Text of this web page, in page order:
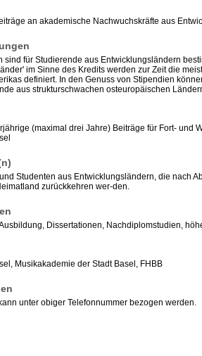
an akademische Nachwuchskräfte aus
sind für Studierende aus Entwicklungsländern
im Sinne des Kredits werden zur Zeit die
definiert. In den Genuss von Stipendien
aus strukturschwachen osteuropäischen
(maximal drei Jahre) Beiträge für Fort- und
Studenten aus Entwicklungsländern, die nach
zurückkehren wer-den.
Dissertationen, Nachdiplomstudien,
Musikakademie der Stadt Basel, FHBB
unter obiger Telefonnummer bezogen werden.